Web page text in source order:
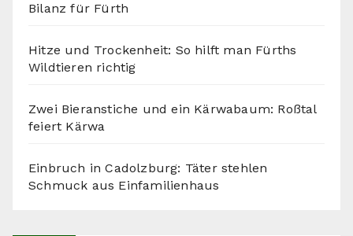
Bilanz für Fürth
Hitze und Trockenheit: So hilft man Fürths
Wildtieren richtig
Zwei Bieranstiche und ein Kärwabaum: Roßtal
feiert Kärwa
Einbruch in Cadolzburg: Täter stehlen
Schmuck aus Einfamilienhaus